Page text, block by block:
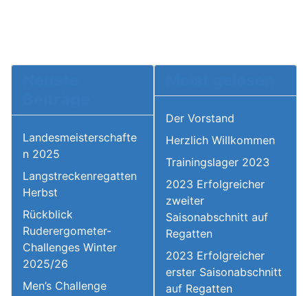
Landesmeisterschafte
n 2025
Langstreckenregatten
Herbst
Rückblick
Ruderergometer-
Challenges Winter
2025/26
Men’s Challenge
Der Vorstand
Herzlich Willkommen
Trainingslager 2023
2023 Erfolgreicher
zweiter
Saisonabschnitt auf
Regatten
2023 Erfolgreicher
erster Saisonabschnitt
auf Regatten